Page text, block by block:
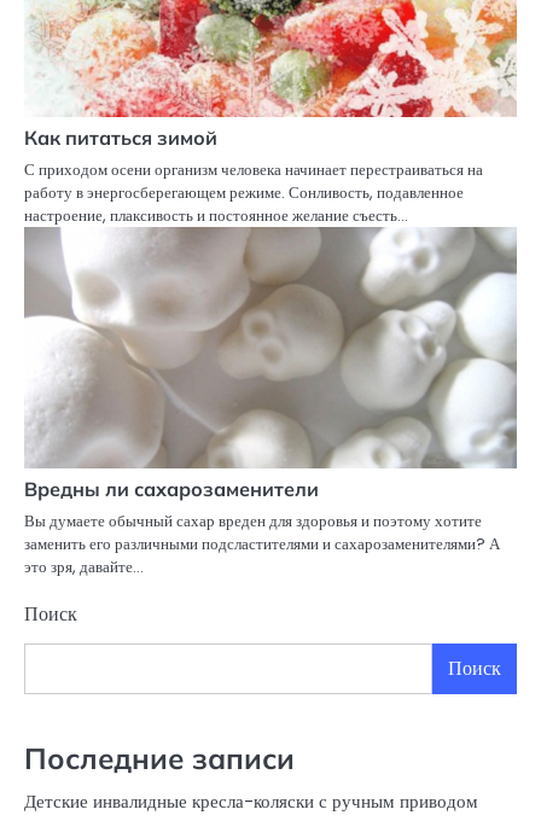
Как питаться зимой
С приходом осени организм человека начинает перестраиваться на
работу в энергосберегающем режиме. Сонливость, подавленное
настроение, плаксивость и постоянное желание съесть…
Вредны ли сахарозаменители
Вы думаете обычный сахар вреден для здоровья и поэтому хотите
заменить его различными подсластителями и сахарозаменителями? А
это зря, давайте…
Поиск
Поиск
Последние записи
Детские инвалидные кресла-коляски с ручным приводом